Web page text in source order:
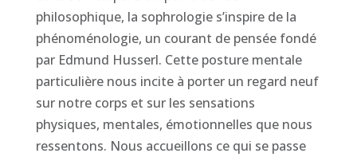
philosophique, la sophrologie s’inspire de la
phénoménologie, un courant de pensée fondé
par Edmund Husserl. Cette posture mentale
particulière nous incite à porter un regard neuf
sur notre corps et sur les sensations
physiques, mentales, émotionnelles que nous
ressentons. Nous accueillons ce qui se passe